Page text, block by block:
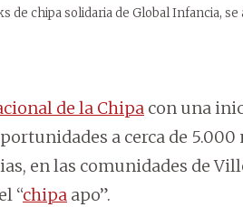
chipa solidaria de Global Infancia, se
de la Chipa con una
a cerca de 5.000
en las comunidades de
“chipa apo”.